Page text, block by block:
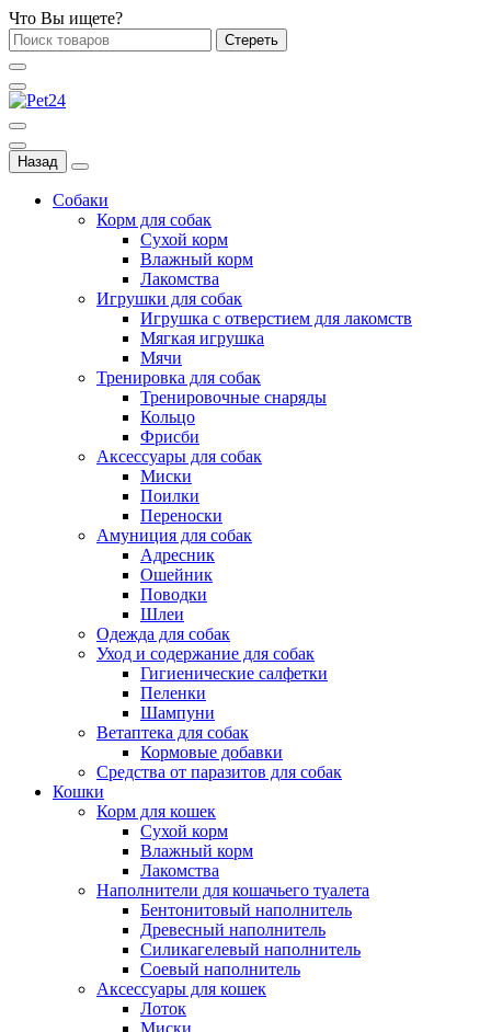
Что Вы ищете?
Стереть
Назад
Собаки
Корм для собак
Сухой корм
Влажный корм
Лакомства
Игрушки для собак
Игрушка с отверстием для лакомств
Мягкая игрушка
Мячи
Тренировка для собак
Тренировочные снаряды
Кольцо
Фрисби
Аксессуары для собак
Миски
Поилки
Переноски
Амуниция для собак
Адресник
Ошейник
Поводки
Шлеи
Одежда для собак
Уход и содержание для собак
Гигиенические салфетки
Пеленки
Шампуни
Ветаптека для собак
Кормовые добавки
Средства от паразитов для собак
Кошки
Корм для кошек
Сухой корм
Влажный корм
Лакомства
Наполнители для кошачьего туалета
Бентонитовый наполнитель
Древесный наполнитель
Силикагелевый наполнитель
Соевый наполнитель
Аксессуары для кошек
Лоток
Миски